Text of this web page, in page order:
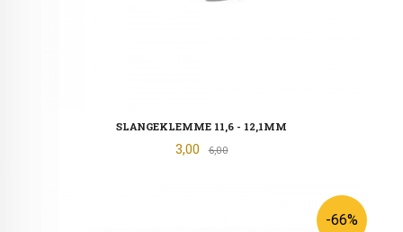
SLANGEKLEMME 11,6 - 12,1MM
Tilbud
3,00 6,00Rabatt
-66%